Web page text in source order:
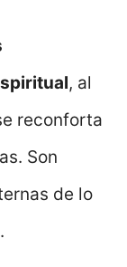
, al
reconforta
Son
de lo